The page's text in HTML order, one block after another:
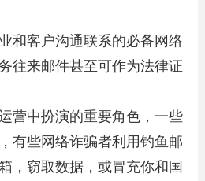
和客户沟通联系的必备网络
往来邮件甚至可作为法律证
营中扮演的重要角色，一些
有些网络诈骗者利用钓鱼邮
，窃取数据，或冒充你和国